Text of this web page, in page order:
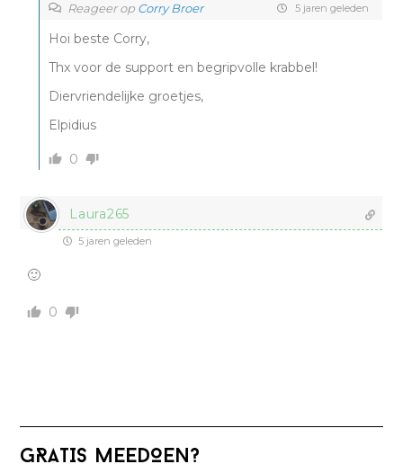
Reageer op Corry Broer 5 jaren geleden
Hoi beste Corry,
Thx voor de support en begripvolle krabbel!
Diervriendelijke groetjes,
Elpidius
0
Laura265
5 jaren geleden
🙂
0
Primaire
GRATIS MEEDOEN?